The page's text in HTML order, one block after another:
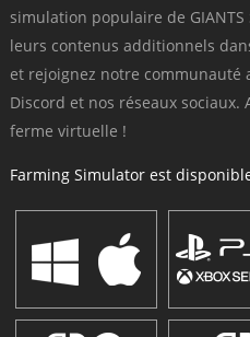
simulation populaire de
leurs contenus additionnels
et rejoignez notre communauté
Discord et nos réseaux sociaux.
ferme virtuelle !
Farming Simulator est